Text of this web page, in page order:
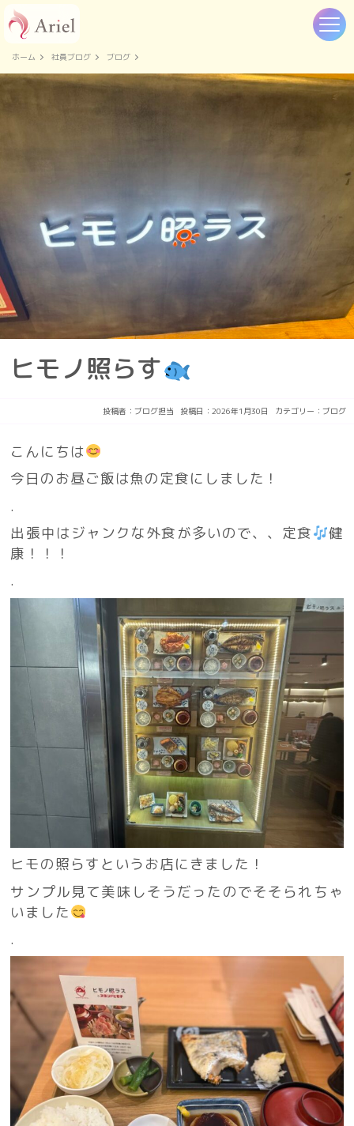
ホーム 社員ブログ ブログ
ヒモノ照らす
投稿者： ブログ担当 投稿日：2026年1月30日 カテゴリー： ブログ
こんにちは
今日のお昼ご飯は魚の定食にしました！
.
出張中はジャンクな外食が多いので、、定食
健
康！！！
.
ヒモの照らすというお店にきました！
サンプル見て美味しそうだったのでそそられちゃ
いました
.